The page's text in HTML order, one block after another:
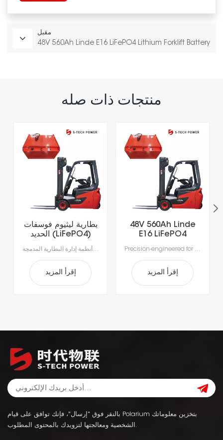
مقبل
48V 560Ah Linde E16 LiFePO4 Lithium Forklift Battery
منتجات ذات صله
بطارية ليثيوم فوسفات
الحديد (LiFePO4)
سريعة الشحن، تدوم
لأكثر من 5000 دورة،
مناسبة للرافعات
الشوكية الكهربائية.
بطاريات الليثيوم أيون المتطورة لدينا، مصممة خصيصاً لتلبية متطلبات مناولة المواد الحديثة.استمتع بإنتاجية لا مثيل لها مع الشحن السريع الذي يستغرق ساعة إلى ساعتين فقط، مما يتيح الشحن أثناء فترات الراحة ويقضي على وقت التوقف الطويل للاستبدال.بفضل أنظمة إدارة البطارية المدمجة (BMS) لتحقيق السلامة والأداء الأمثل وطول العمر، ستحصل على طاقة موثوقة أكثر ذكاءً وأمانًا.
إقرأ المزيد
48V 560Ah Linde
E16 LiFePO4
Battery
Precision-engineered for the rigorous demands of modern material handling, our advanced lithium-ion batteries deliver unmatched efficiency. Intelligent power management enables rapid, opportunity charging in as little as 1–2 hours, ensuring your fleet stays productive around the clock. Integrated Battery Management Systems (BMS) provide real-time monitoring for enhanced safety, optimal performance, and extended battery life—making power delivery smarter, safer, and more reliable.
إقرأ المزيد
بالنقر فوق "إرسال"، فإنك توافق على قيام Polarium بتخزين معلوماتك
الشخصية ومعالجتها لتزويدك بالمحتوى المطلوب.